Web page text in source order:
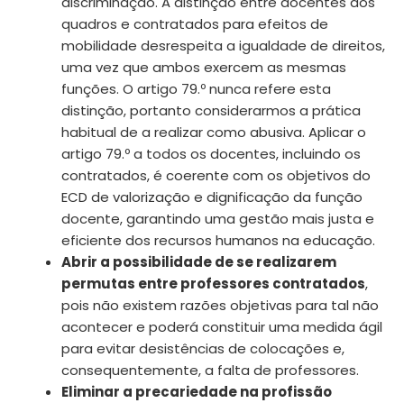
quadros e contratados para efeitos de
mobilidade desrespeita a igualdade de direitos,
uma vez que ambos exercem as mesmas
funções. O artigo 79.º nunca refere esta
distinção, portanto considerarmos a prática
habitual de a realizar como abusiva. Aplicar o
artigo 79.º a todos os docentes, incluindo os
contratados, é coerente com os objetivos do
ECD de valorização e dignificação da função
docente, garantindo uma gestão mais justa e
eficiente dos recursos humanos na educação.
Abrir a possibilidade de se realizarem
permutas entre professores contratados,
pois não existem razões objetivas para tal não
acontecer e poderá constituir uma medida ágil
para evitar desistências de colocações e,
consequentemente, a falta de professores.
Eliminar a precariedade na profissão